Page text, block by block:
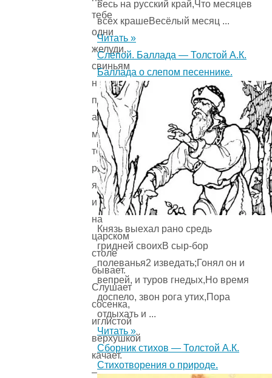
тебе
одни
желуди,
свиньям
на
потеху;
а
мое-
то
румяное
яблочко
и
на
царском
столе
бывает.
Слушает
сосенка,
иглистой
верхушкой
качает.
–
весь на русский край,Что месяцев
всех крашеВесёлый месяц ...
Читать »
Слепой. Баллада — Толстой А.К.
Баллада о слепом песеннике.
Князь выехал рано средь
гридней своихВ сыр-бор
полеванья2 изведать;Гонял он и
вепрей, и туров гнедых,Но время
доспело, звон рога утих,Пора
отдыхать и ...
Читать »
Сборник стихов — Толстой А.К.
Стихотворения о природе.